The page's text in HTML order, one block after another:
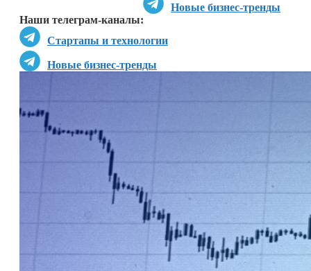
Новые бизнес-тренды
Наши телеграм-каналы:
Стартапы и технологии
Новые бизнес-тренды